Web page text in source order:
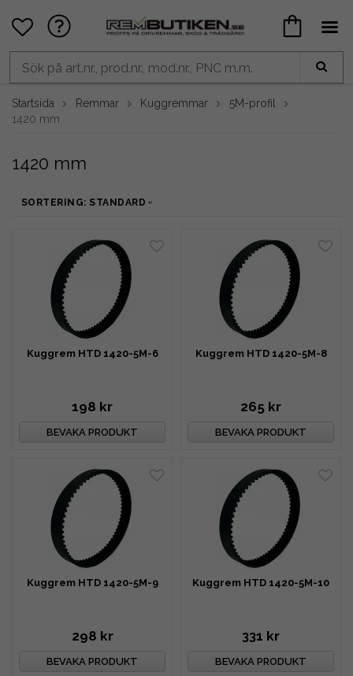
Startsida Remmar Kuggremmar
5M-profil
1420 mm
1420 mm
SORTERING: STANDARD
Kuggrem HTD 1420-5M-6
198 kr
BEVAKA PRODUKT
Kuggrem HTD 1420-5M-8
265 kr
BEVAKA PRODUKT
Kuggrem HTD 1420-5M-9
298 kr
BEVAKA PRODUKT
Kuggrem HTD 1420-5M-10
331 kr
BEVAKA PRODUKT